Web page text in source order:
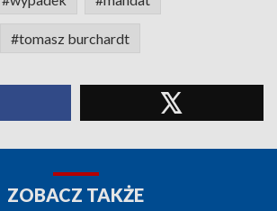
#tomasz burchardt
ZOBACZ TAKŻE